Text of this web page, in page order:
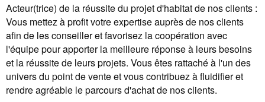
Acteur(trice) de la réussite du projet d'habitat de nos clients :
Vous mettez à profit votre expertise auprès de nos clients
afin de les conseiller et favorisez la coopération avec
l'équipe pour apporter la meilleure réponse à leurs besoins
et la réussite de leurs projets. Vous êtes rattaché à l'un des
univers du point de vente et vous contribuez à fluidifier et
rendre agréable le parcours d'achat de nos clients.